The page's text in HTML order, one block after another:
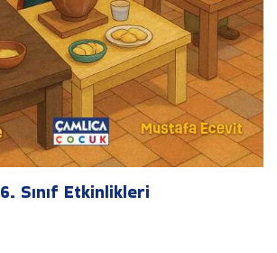
6. Sınıf Etkinlikleri